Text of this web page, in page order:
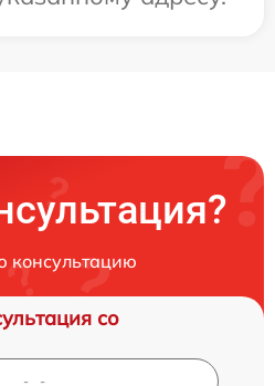
консультацию
со